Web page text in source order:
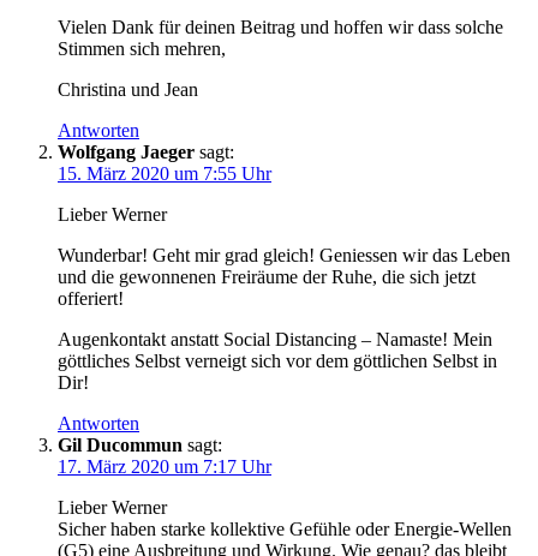
Vielen Dank für deinen Beitrag und hoffen wir dass solche
Stimmen sich mehren,
Christina und Jean
Antworten
Wolfgang Jaeger sagt:
15. März 2020 um 7:55 Uhr
Lieber Werner
Wunderbar! Geht mir grad gleich! Geniessen wir das Leben
und die gewonnenen Freiräume der Ruhe, die sich jetzt
offeriert!
Augenkontakt anstatt Social Distancing – Namaste! Mein
göttliches Selbst verneigt sich vor dem göttlichen Selbst in
Dir!
Antworten
Gil Ducommun sagt:
17. März 2020 um 7:17 Uhr
Lieber Werner
Sicher haben starke kollektive Gefühle oder Energie-Wellen
(G5) eine Ausbreitung und Wirkung. Wie genau? das bleibt